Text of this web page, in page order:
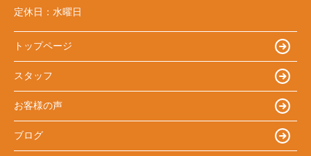
定休日： 水曜日
トップページ
スタッフ
お客様の声
ブログ